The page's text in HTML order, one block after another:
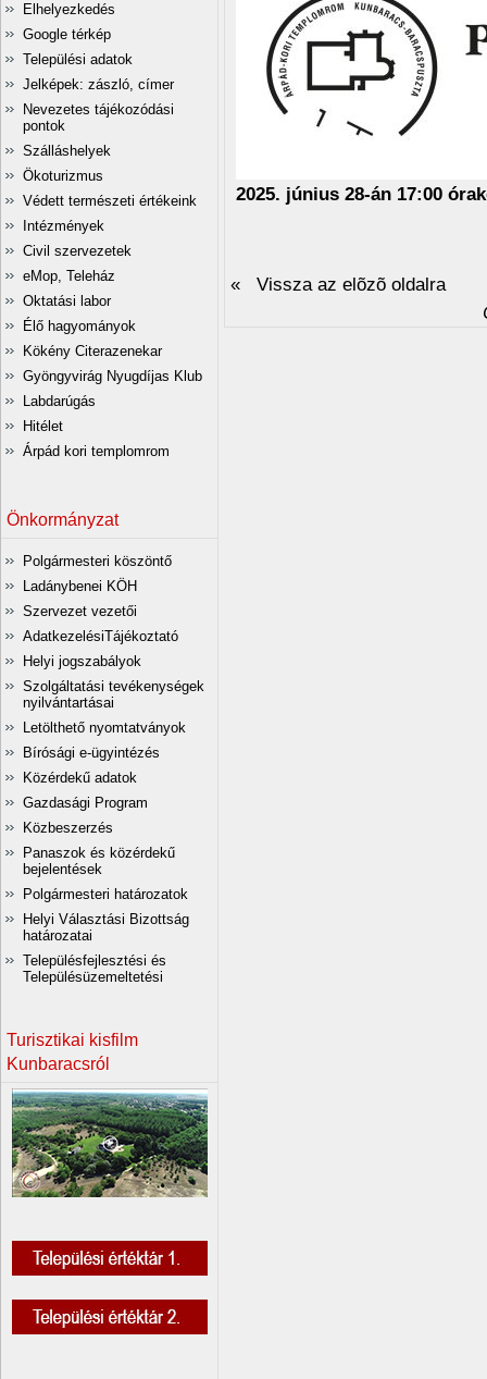
Elhelyezkedés
Google térkép
Települési adatok
Jelképek: zászló, címer
Nevezetes tájékozódási
pontok
Szálláshelyek
Ökoturizmus
Védett természeti értékeink
Intézmények
Civil szervezetek
eMop, Teleház
Oktatási labor
Élő hagyományok
Kökény Citerazenekar
Gyöngyvirág Nyugdíjas Klub
Labdarúgás
Hitélet
Árpád kori templomrom
Önkormányzat
Polgármesteri köszöntő
Ladánybenei KÖH
Szervezet vezetői
AdatkezelésiTájékoztató
Helyi jogszabályok
Szolgáltatási tevékenységek
nyilvántartásai
Letölthető nyomtatványok
Bírósági e-ügyintézés
Közérdekű adatok
Gazdasági Program
Közbeszerzés
Panaszok és közérdekű
bejelentések
Polgármesteri határozatok
Helyi Választási Bizottság
határozatai
Településfejlesztési és
Településüzemeltetési
Turisztikai kisfilm
Kunbaracsról
2025. június 28-án 17:00
« Vissza az elõzõ oldalra